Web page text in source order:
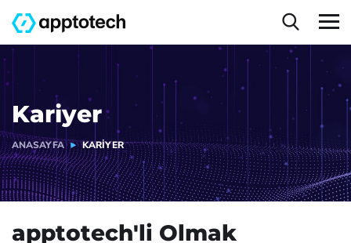
Kariyer
ANASAYFA KARIYER
apptotech'li Olmak